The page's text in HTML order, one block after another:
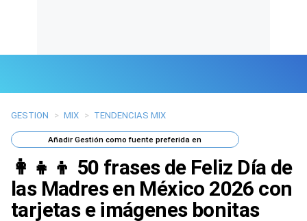
Últimas Noticias
Mi Bolsillo
Respuestas
Gente
GESTION > MIX > TENDENCIAS MIX
AñadirGestión como fuente preferida en
👩‍👧‍👦 50 frases de Feliz Día de
las Madres en México 2026 con
tarjetas e imágenes bonitas